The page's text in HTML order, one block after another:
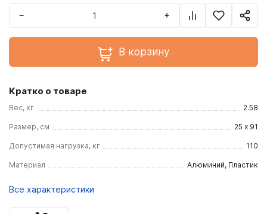
− +
В корзину
Кратко о товаре
Вес, кг 2.58
Размер, см 25 x 91
Допустимая нагрузка, кг 110
Материал Алюминий, Пластик
Все характеристики